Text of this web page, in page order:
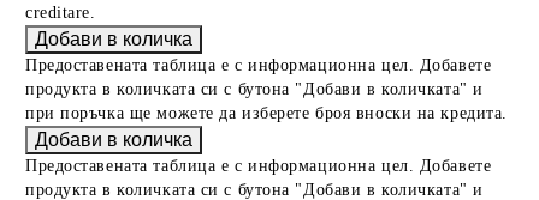
creditare.
Предоставената таблица е с информационна цел. Добавете
продукта в количката си с бутона "Добави в количката" и
при поръчка ще можете да изберете броя вноски на кредита.
Предоставената таблица е с информационна цел. Добавете
продукта в количката си с бутона "Добави в количката" и